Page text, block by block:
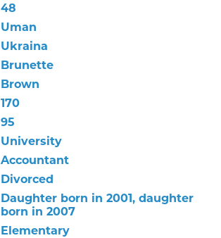
48
Uman
Ukraina
Brunette
Brown
170
95
University
Accountant
Divorced
Daughter born in 2001, daughter
born in 2007
Elementary